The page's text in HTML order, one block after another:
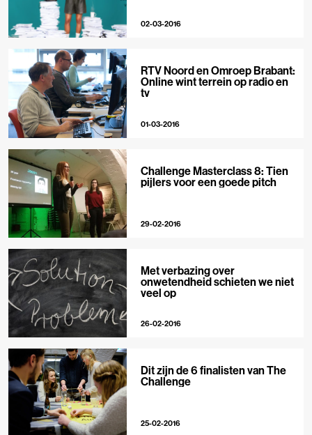
02-03-2016
RTV Noord en Omroep Brabant:
Online wint terrein op radio en
tv
01-03-2016
Challenge Masterclass 8: Tien
pijlers voor een goede pitch
29-02-2016
Met verbazing over
onwetendheid schieten we niet
veel op
26-02-2016
Dit zijn de 6 finalisten van The
Challenge
25-02-2016